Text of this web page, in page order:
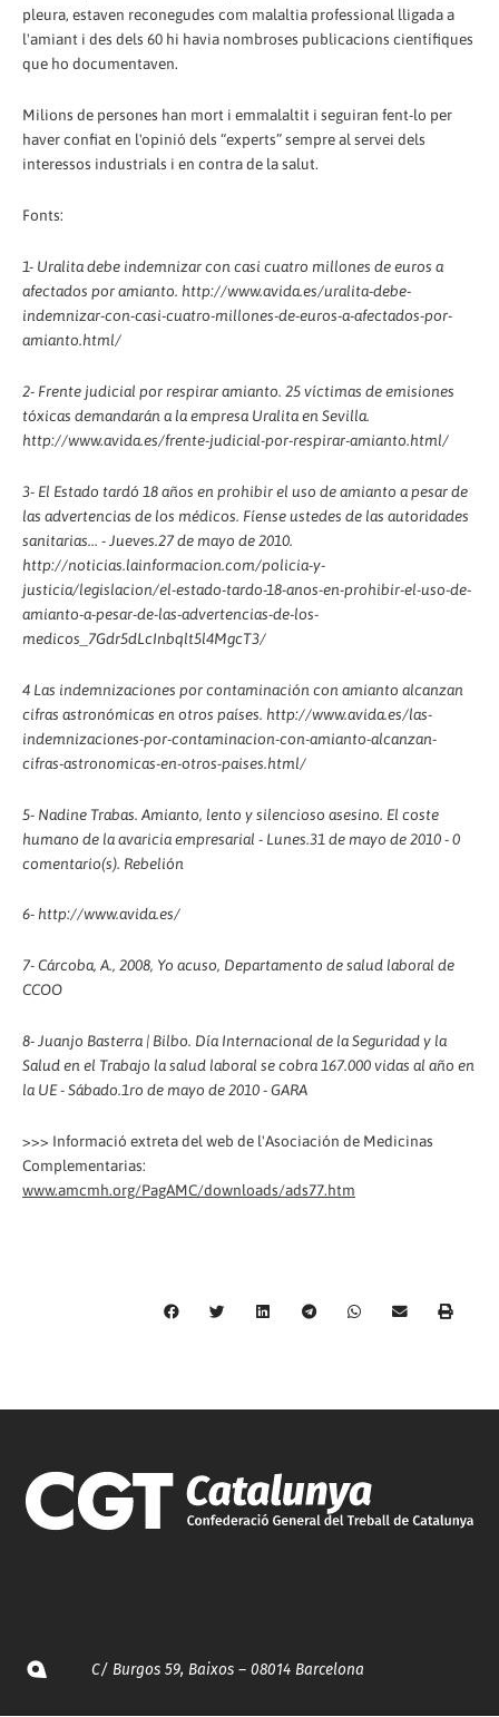
pleura, estaven reconegudes com malaltia professional lligada a
l'amiant i des dels 60 hi havia nombroses publicacions científiques
que ho documentaven.
Milions de persones han mort i emmalaltit i seguiran fent-lo per
haver confiat en l'opinió dels “experts” sempre al servei dels
interessos industrials i en contra de la salut.
Fonts:
1- Uralita debe indemnizar con casi cuatro millones de euros a
afectados por amianto. http://www.avida.es/uralita-debe-
indemnizar-con-casi-cuatro-millones-de-euros-a-afectados-por-
amianto.html/
2- Frente judicial por respirar amianto. 25 víctimas de emisiones
tóxicas demandarán a la empresa Uralita en Sevilla.
http://www.avida.es/frente-judicial-por-respirar-amianto.html/
3- El Estado tardó 18 años en prohibir el uso de amianto a pesar de
las advertencias de los médicos. Fíense ustedes de las autoridades
sanitarias... - Jueves.27 de mayo de 2010.
http://noticias.lainformacion.com/policia-y-
justicia/legislacion/el-estado-tardo-18-anos-en-prohibir-el-uso-de-
amianto-a-pesar-de-las-advertencias-de-los-
medicos_7Gdr5dLcInbqlt5l4MgcT3/
4 Las indemnizaciones por contaminación con amianto alcanzan
cifras astronómicas en otros países. http://www.avida.es/las-
indemnizaciones-por-contaminacion-con-amianto-alcanzan-
cifras-astronomicas-en-otros-paises.html/
5- Nadine Trabas. Amianto, lento y silencioso asesino. El coste
humano de la avaricia empresarial - Lunes.31 de mayo de 2010 - 0
comentario(s). Rebelión
6- http://www.avida.es/
7- Cárcoba, A., 2008, Yo acuso, Departamento de salud laboral de
CCOO
8- Juanjo Basterra | Bilbo. Día Internacional de la Seguridad y la
Salud en el Trabajo la salud laboral se cobra 167.000 vidas al año en
la UE - Sábado.1ro de mayo de 2010 - GARA
>>> Informació extreta del web de l'Asociación de Medicinas
Complementarias:
www.amcmh.org/PagAMC/downloads/ads77.htm
C/ Burgos 59, Baixos – 08014 Barcelona